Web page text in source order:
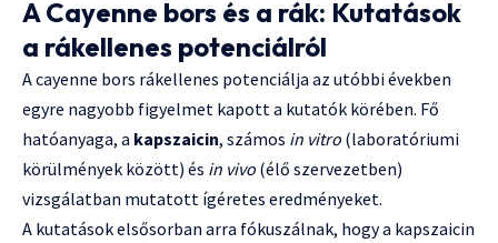
A Cayenne bors és a rák: Kutatások
a rákellenes potenciálról
A cayenne bors rákellenes potenciálja az utóbbi években
egyre nagyobb figyelmet kapott a kutatók körében. Fő
hatóanyaga, a kapszaicin, számos in vitro (laboratóriumi
körülmények között) és in vivo (élő szervezetben)
vizsgálatban mutatott ígéretes eredményeket.
A kutatások elsősorban arra fókuszálnak, hogy a kapszaicin